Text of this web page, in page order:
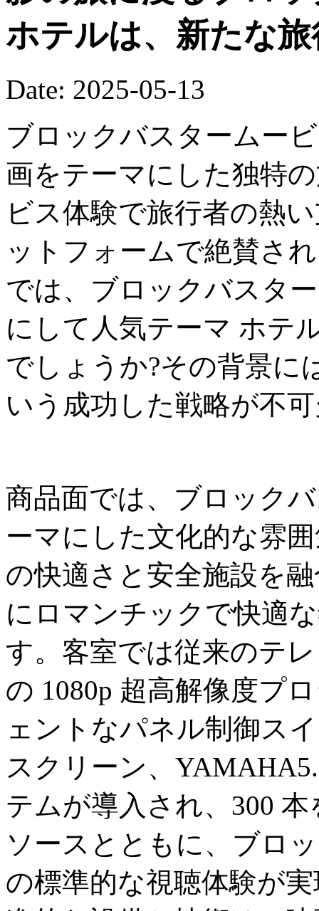
ホテルは、新たな
Date: 2025-05-13
ブロックバスタームー
画をテーマにした独特
ビス体験で旅行者の熱
ットフォームで絶賛さ
では、ブロックバスタ
にして人気テーマ ホテ
でしょうか?その背景に
いう成功した戦略が不
商品面では、ブロック
ーマにした文化的な雰
の快適さと安全施設を
にロマンチックで快適
す。客室では従来のテ
の 1080p 超高解像度プ
ェントなパネル制御ス
スクリーン、
テムが導入され、300
ソースとともに、ブロ
の標準的な視聴体験が